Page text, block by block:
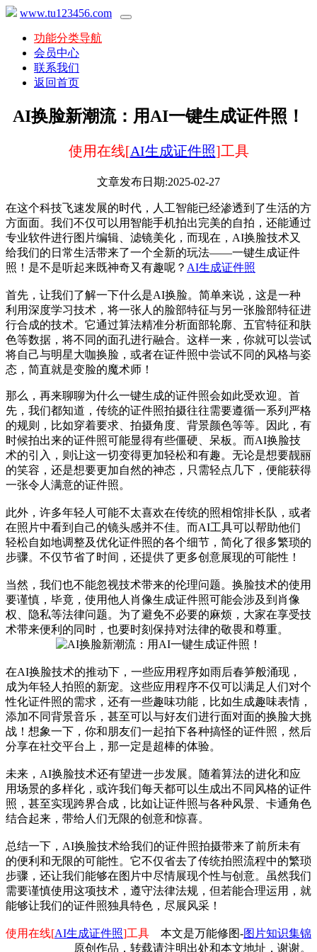
www.tu123456.com
功能分类导航
会员中心
联系我们
返回首页
AI换脸新潮流：用AI一键生成证件照！
使用在线[AI生成证件照]工具
文章发布日期:2025-02-27
在这个科技飞速发展的时代，人工智能已经渗透到了生活的方
方面面。我们不仅可以用智能手机拍出完美的自拍，还能通过
专业软件进行图片编辑、滤镜美化，而现在，AI换脸技术又
给我们的日常生活带来了一个全新的玩法——一键生成证件
照！是不是听起来既神奇又有趣呢？ AI生成证件照
首先，让我们了解一下什么是AI换脸。简单来说，这是一种
利用深度学习技术，将一张人的脸部特征与另一张脸部特征进
行合成的技术。它通过算法精准分析面部轮廓、五官特征和肤
色等数据，将不同的面孔进行融合。这样一来，你就可以尝试
将自己与明星大咖换脸，或者在证件照中尝试不同的风格与姿
态，简直就是变脸的魔术师！
那么，再来聊聊为什么一键生成的证件照会如此受欢迎。首
先，我们都知道，传统的证件照拍摄往往需要遵循一系列严格
的规则，比如穿着要求、拍摄角度、背景颜色等等。因此，有
时候拍出来的证件照可能显得有些僵硬、呆板。而AI换脸技
术的引入，则让这一切变得更加轻松和有趣。无论是想要靓丽
的笑容，还是想要更加自然的神态，只需轻点几下，便能获得
一张令人满意的证件照。
此外，许多年轻人可能不太喜欢在传统的照相馆排长队，或者
在照片中看到自己的镜头感并不佳。而AI工具可以帮助他们
轻松自如地调整及优化证件照的各个细节，简化了很多繁琐的
步骤。不仅节省了时间，还提供了更多创意展现的可能性！
当然，我们也不能忽视技术带来的伦理问题。换脸技术的使用
要谨慎，毕竟，使用他人肖像生成证件照可能会涉及到肖像
权、隐私等法律问题。为了避免不必要的麻烦，大家在享受技
术带来便利的同时，也要时刻保持对法律的敬畏和尊重。
在AI换脸技术的推动下，一些应用程序如雨后春笋般涌现，
成为年轻人拍照的新宠。这些应用程序不仅可以满足人们对个
性化证件照的需求，还有一些趣味功能，比如生成趣味表情，
添加不同背景音乐，甚至可以与好友们进行面对面的换脸大挑
战！想象一下，你和朋友们一起拍下各种搞怪的证件照，然后
分享在社交平台上，那一定是超棒的体验。
未来，AI换脸技术还有望进一步发展。随着算法的进化和应
用场景的多样化，或许我们每天都可以生成出不同风格的证件
照，甚至实现跨界合成，比如让证件照与各种风景、卡通角色
结合起来，带给人们无限的创意和惊喜。
总结一下，AI换脸技术给我们的证件照拍摄带来了前所未有
的便利和无限的可能性。它不仅省去了传统拍照流程中的繁琐
步骤，还让我们能够在图片中尽情展现个性与创意。虽然我们
需要谨慎使用这项技术，遵守法律法规，但若能合理运用，就
能够让我们的证件照独具特色，尽展风采！
使用在线[AI生成证件照]工具 本文是万能修图-图片知识集锦
原创作品，转载请注明出处和本文地址，谢谢。